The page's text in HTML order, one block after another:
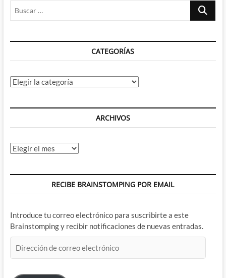
Buscar
CATEGORÍAS
Categorías
ARCHIVOS
Archivos
RECIBE BRAINSTOMPING POR EMAIL
Introduce tu correo electrónico para suscribirte a este
Brainstomping y recibir notificaciones de nuevas entradas.
de
electrónico